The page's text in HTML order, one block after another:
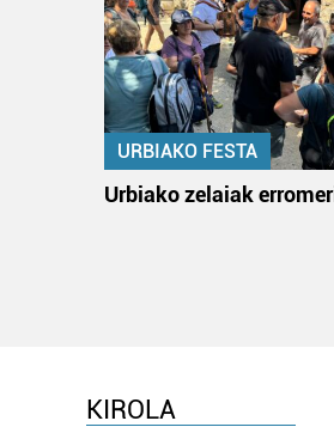
URBIAKO FESTA
Urbiako zelaiak
KIROLA